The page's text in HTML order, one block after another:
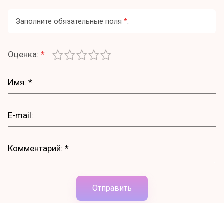
Заполните обязательные поля *.
Оценка: *
Отправить